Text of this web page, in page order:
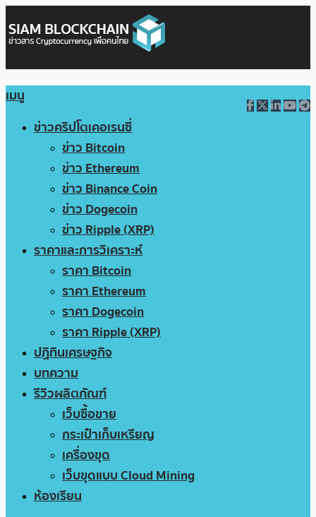
เมนู
ข่าวคริปโตเคอเรนซี่
ข่าว Bitcoin
ข่าว Ethereum
ข่าว Binance Coin
ข่าว Dogecoin
ข่าว Ripple (XRP)
ราคาและการวิเคราะห์
ราคา Bitcoin
ราคา Ethereum
ราคา Dogecoin
ราคา Ripple (XRP)
ปฏิทินเศรษฐกิจ
บทความ
รีวิวผลิตภัณฑ์
เว็บซื้อขาย
กระเป๋าเก็บเหรียญ
เครื่องขุด
เว็บขุดแบบ Cloud Mining
ห้องเรียน